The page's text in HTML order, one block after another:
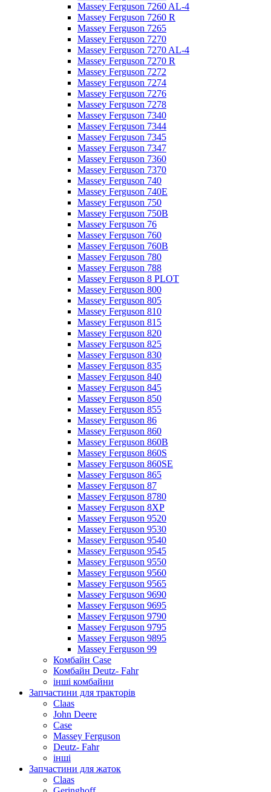
Massey Ferguson 7260 AL-4
Massey Ferguson 7260 R
Massey Ferguson 7265
Massey Ferguson 7270
Massey Ferguson 7270 AL-4
Massey Ferguson 7270 R
Massey Ferguson 7272
Massey Ferguson 7274
Massey Ferguson 7276
Massey Ferguson 7278
Massey Ferguson 7340
Massey Ferguson 7344
Massey Ferguson 7345
Massey Ferguson 7347
Massey Ferguson 7360
Massey Ferguson 7370
Massey Ferguson 740
Massey Ferguson 740E
Massey Ferguson 750
Massey Ferguson 750B
Massey Ferguson 76
Massey Ferguson 760
Massey Ferguson 760B
Massey Ferguson 780
Massey Ferguson 788
Massey Ferguson 8 PLOT
Massey Ferguson 800
Massey Ferguson 805
Massey Ferguson 810
Massey Ferguson 815
Massey Ferguson 820
Massey Ferguson 825
Massey Ferguson 830
Massey Ferguson 835
Massey Ferguson 840
Massey Ferguson 845
Massey Ferguson 850
Massey Ferguson 855
Massey Ferguson 86
Massey Ferguson 860
Massey Ferguson 860B
Massey Ferguson 860S
Massey Ferguson 860SE
Massey Ferguson 865
Massey Ferguson 87
Massey Ferguson 8780
Massey Ferguson 8XP
Massey Ferguson 9520
Massey Ferguson 9530
Massey Ferguson 9540
Massey Ferguson 9545
Massey Ferguson 9550
Massey Ferguson 9560
Massey Ferguson 9565
Massey Ferguson 9690
Massey Ferguson 9695
Massey Ferguson 9790
Massey Ferguson 9795
Massey Ferguson 9895
Massey Ferguson 99
Комбайн Case
Комбайн Deutz- Fahr
інші комбайни
Запчастини для тракторів
Claas
John Deere
Case
Massey Ferguson
Deutz- Fahr
інші
Запчастини для жаток
Claas